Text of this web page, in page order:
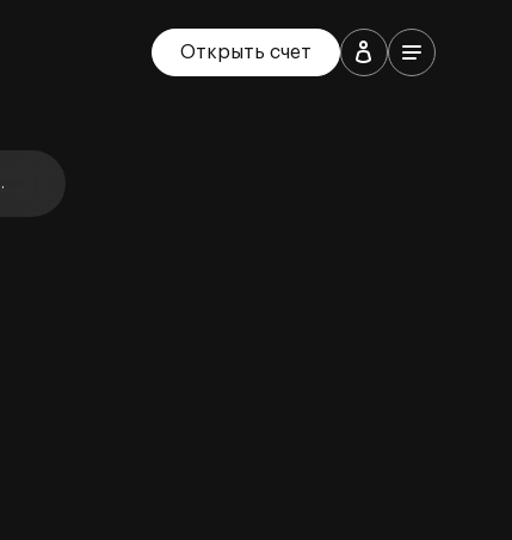
Открыть счет